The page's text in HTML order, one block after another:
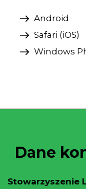
Android
Safari (iOS)
Windows
Dane
Stowarzyszenie